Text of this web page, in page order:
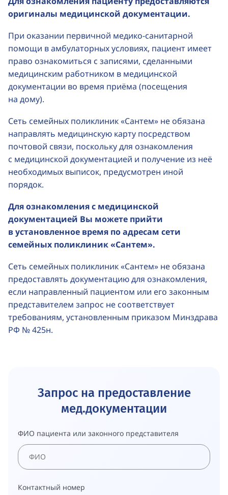
оригиналы медицинской документации.
При оказании первичной медико-санитарной
помощи в амбулаторных условиях, пациент имеет
право ознакомиться с записями, сделанными
медицинским работником в медицинской
документации во время приёма (посещения
на дому).
Сеть семейных поликлиник «Сантем» не обязана
направлять медицинскую карту посредством
почтовой связи, поскольку для ознакомления
с медицинской документацией и получение из неё
необходимых выписок, предусмотрен иной
порядок.
Для ознакомления с медицинской
документацией Вы можете прийти
в установленное время по адресам сети
семейных поликлиник «Сантем».
Сеть семейных поликлиник «Сантем» не обязана
предоставлять документацию для ознакомления,
если направленный пациентом или его законным
представителем запрос не соответствует
требованиям, установленным приказом Минздрава
РФ № 425н.
Запрос на предоставление
мед.документации
ФИО пациента или законного представителя
Контактный номер